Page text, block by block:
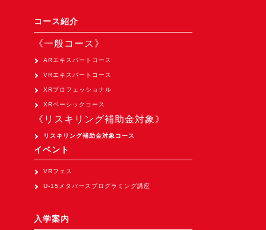
開発中
製造現場を革新する！『XR Worksupport Hub』開発中
>XR Museum『Artlogue』開発中
《企業研修》
Apple Vision Pro アプリ開発研修
HoloLens 2 アプリ開発研修
《研究会》
TOKYO DIGICONX2026
コース紹介
《一般コース》
ARエキスパートコース
VRエキスパートコース
XRプロフェッショナル
XRベーシックコース
《リスキリング補助金対象》
リスキリング補助金対象コース
イベント
VRフェス
U-15メタバースプログラミング講座
入学案内